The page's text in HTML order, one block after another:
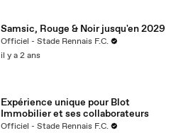
Samsic, Rouge & Noir jusqu'en 2029
Officiel - Stade Rennais F.C.
il y a 2 ans
Expérience unique pour Blot
Immobilier et ses collaborateurs
Officiel - Stade Rennais F.C.